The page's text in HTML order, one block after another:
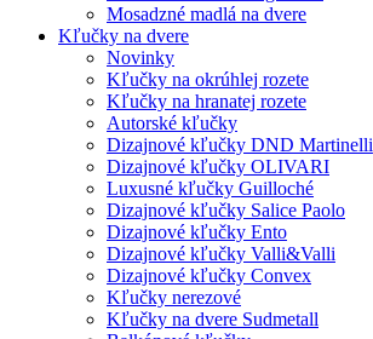
Mosadzné madlá na dvere
Kľučky na dvere
Novinky
Kľučky na okrúhlej rozete
Kľučky na hranatej rozete
Autorské kľučky
Dizajnové kľučky DND Martinelli
Dizajnové kľučky OLIVARI
Luxusné kľučky Guilloché
Dizajnové kľučky Salice Paolo
Dizajnové kľučky Ento
Dizajnové kľučky Valli&Valli
Dizajnové kľučky Convex
Kľučky nerezové
Kľučky na dvere Sudmetall